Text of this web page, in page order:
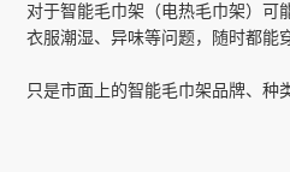
对于智能毛巾架（电热毛巾架）可
衣服潮湿、异味等问题，随时都能
只是市面上的智能毛巾架品牌、种